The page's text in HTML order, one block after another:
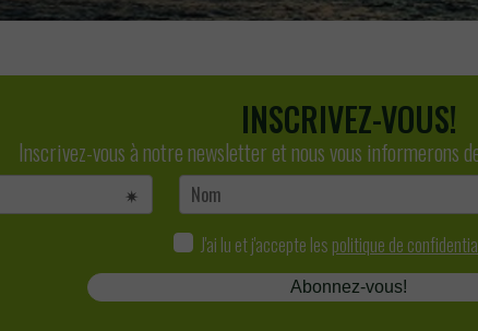
INSCRIVEZ-VOUS!
Inscrivez-vous à notre newsletter et nous vous informerons
J'ai lu et j'accepte les politique de
Abonnez-vous!